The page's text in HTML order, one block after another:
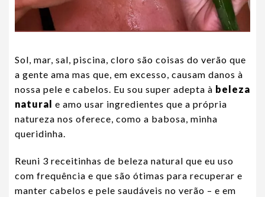
Sol, mar, sal, piscina, cloro são coisas do verão que
a gente ama mas que, em excesso, causam danos à
nossa pele e cabelos. Eu sou super adepta à beleza
natural e amo usar ingredientes que a própria
natureza nos oferece, como a babosa, minha
queridinha.
Reuni 3 receitinhas de beleza natural que eu uso
com frequência e que são ótimas para recuperar e
manter cabelos e pele saudáveis no verão – e em